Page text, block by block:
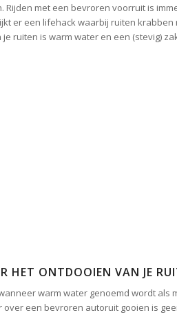
met een bevroren voorruit is
er een lifehack waarbij ruiten krabben
ruiten is warm water en een (stevig)
HET ONTDOOIEN VAN JE
warm water genoemd wordt als
een bevroren autoruit gooien is